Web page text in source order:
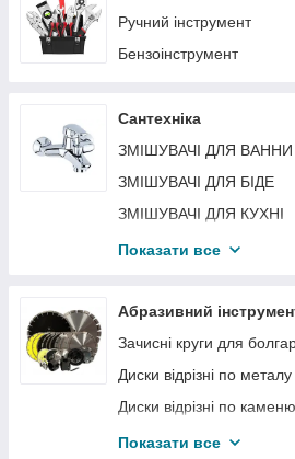
Ручний інструмент
Бензоінструмент
Сантехніка
ЗМІШУВАЧІ ДЛЯ ВАННИ
ЗМІШУВАЧІ ДЛЯ БІДЕ
ЗМІШУВАЧІ ДЛЯ КУХНІ
ЗМІШУВАЧІ ДЛЯ
Сантехніка
Каналізаційні з'єднання
Показати все
Абразивний
Зачисні круги для
Диски відрізні по
Диски відрізні по
Круги пелюсткові клт
Показати все